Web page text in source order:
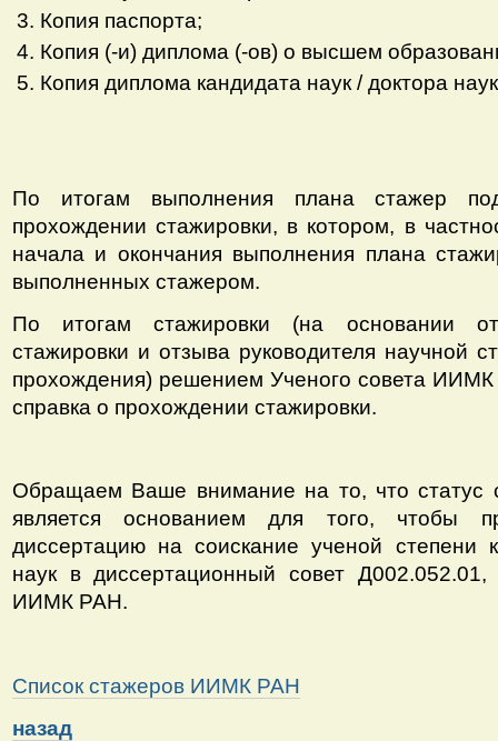
Копия паспорта;
Копия (-и) диплома (-ов) о высшем
Копия диплома кандидата наук / доктора
По итогам выполнения плана стажер
прохождении стажировки, в котором, в
начала и окончания выполнения плана
выполненных стажером.
По итогам стажировки (на основании
стажировки и отзыва руководителя научной
прохождения) решением Ученого совета
справка о прохождении стажировки.
Обращаем Ваше внимание на то, что
является основанием для того, чтобы
диссертацию на соискание ученой степени
наук в диссертационный совет
ИИМК РАН.
Список стажеров ИИМК РАН
назад